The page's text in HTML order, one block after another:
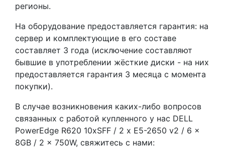
регионы.
На оборудование предоставляется гарантия: на
сервер и комплектующие в его составе
составляет 3 года (исключение составляют
бывшие в употреблении жёсткие диски - на них
предоставляется гарантия 3 месяца с момента
покупки).
В случае возникновения каких-либо вопросов
связанных с работой купленного у нас DELL
PowerEdge R620 10xSFF / 2 x E5-2650 v2 / 6 x
8GB / 2 x 750W, свяжитесь с нами: